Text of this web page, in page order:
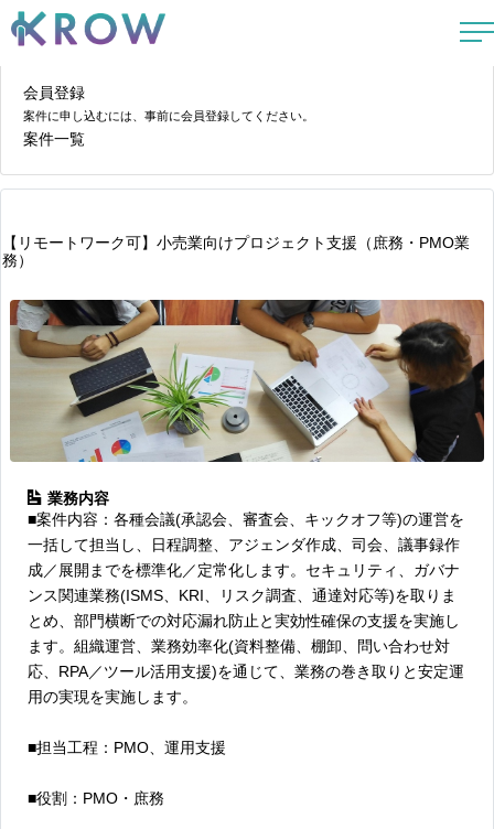
会員登録
案件に申し込むには、事前に会員登録してください。
案件一覧
【リモートワーク可】小売業向けプロジェクト支援（庶務・PMO業
務）
業務内容
■案件内容：各種会議(承認会、審査会、キックオフ等)の運営を
一括して担当し、日程調整、アジェンダ作成、司会、議事録作
成／展開までを標準化／定常化します。セキュリティ、ガバナ
ンス関連業務(ISMS、KRI、リスク調査、通達対応等)を取りま
とめ、部門横断での対応漏れ防止と実効性確保の支援を実施し
ます。組織運営、業務効率化(資料整備、棚卸、問い合わせ対
応、RPA／ツール活用支援)を通じて、業務の巻き取りと安定運
用の実現を実施します。
■担当工程：PMO、運用支援
■役割：PMO・庶務